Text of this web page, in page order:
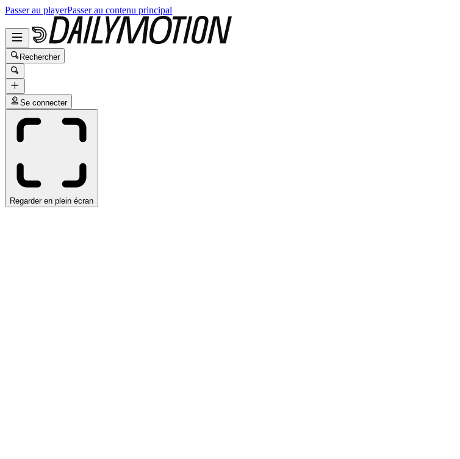
Passer au playerPasser au contenu principal
Rechercher
Se connecter
Regarder en plein écran